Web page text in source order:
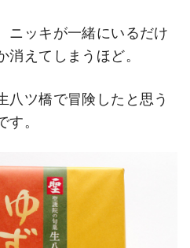
ニッキが一緒にいるだけ
えてしまうほど。
八ツ橋で冒険したと思う
す。